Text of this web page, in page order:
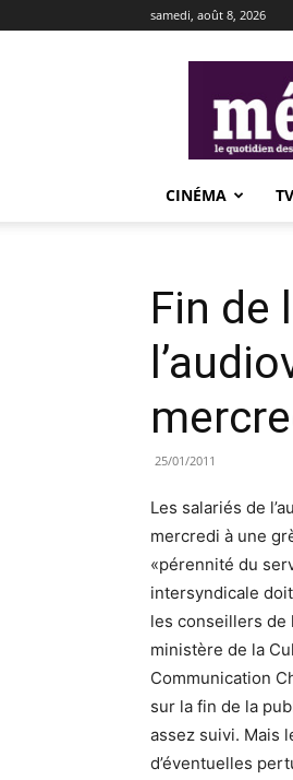
samedi, août 8, 2026
CINÉMA TV
Fin de
25/01/2011
Les salariés de
mercredi à une
«pérennité du
intersyndicale
les conseillers de
ministère de la
Communication
sur la fin de la
assez suivi. Mais
d’éventuelles